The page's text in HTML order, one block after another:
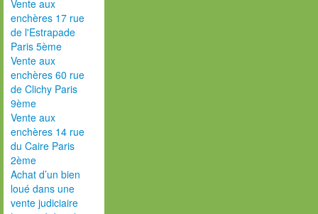
Vente aux
enchères 17 rue
de l'Estrapade
Paris 5ème
Vente aux
enchères 60 rue
de Clichy Paris
9ème
Vente aux
enchères 14 rue
du Caire Paris
2ème
Achat d’un bien
loué dans une
vente judiciaire